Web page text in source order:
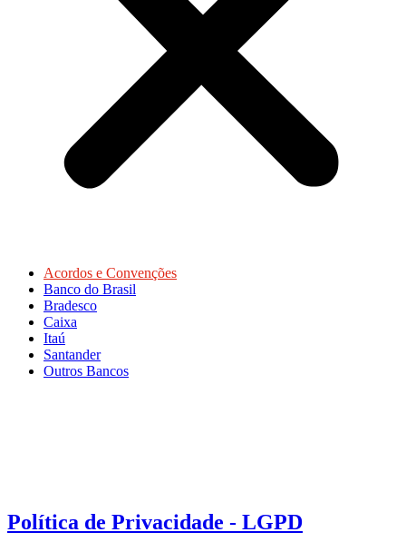
Acordos e Convenções
Banco do Brasil
Bradesco
Caixa
Itaú
Santander
Outros Bancos
Política de Privacidade - LGPD